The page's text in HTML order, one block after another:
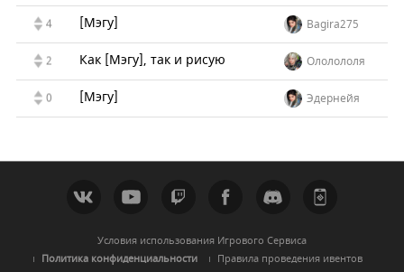
4 [Мэгу] Bagira275
2 Как [Мэгу], так и рисую Ололололя
0 [Мэгу] Эдернейя
Условия использования Игрового Сервиса
Политика конфиденциальности
Правила проведения ивентов